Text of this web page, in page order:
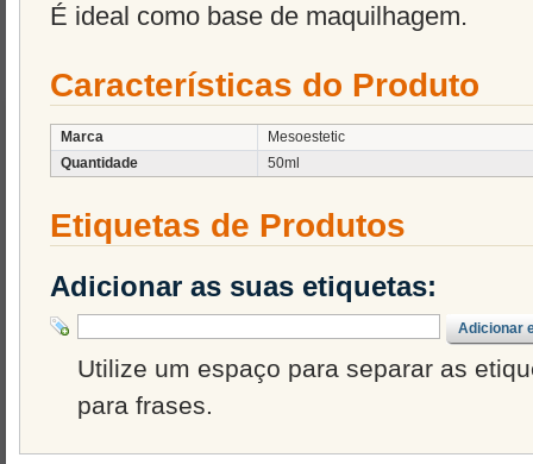
É ideal como base de maquilhagem.
Características do Produto
Marca
Mesoestetic
Quantidade
50ml
Etiquetas de Produtos
Adicionar as suas etiquetas:
Adicionar
Utilize um espaço para separar as
para frases.